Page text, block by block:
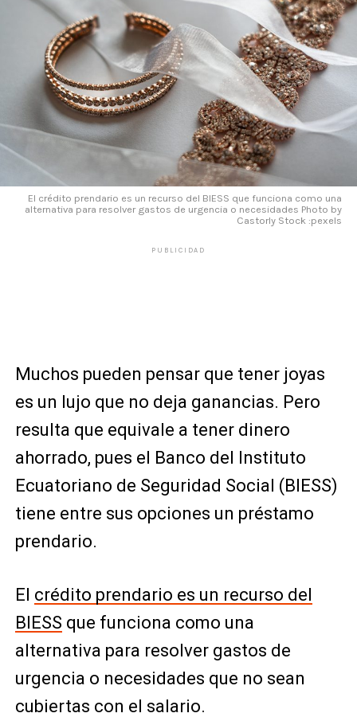
El crédito prendario es un recurso del BIESS que funciona como una
alternativa para resolver gastos de urgencia o necesidades Photo by
Castorly Stock :pexels
PUBLICIDAD
Muchos pueden pensar que tener joyas
es un lujo que no deja ganancias. Pero
resulta que equivale a tener dinero
ahorrado, pues el Banco del Instituto
Ecuatoriano de Seguridad Social (BIESS)
tiene entre sus opciones un préstamo
prendario.
El crédito prendario es un recurso del
BIESS que funciona como una
alternativa para resolver gastos de
urgencia o necesidades que no sean
cubiertas con el salario.